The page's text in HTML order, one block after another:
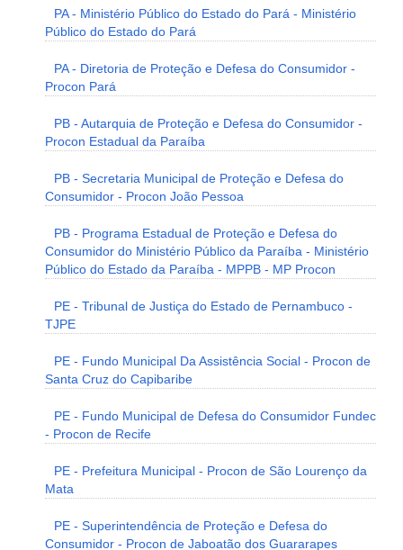
PA - Ministério Público do Estado do Pará - Ministério
Público do Estado do Pará
PA - Diretoria de Proteção e Defesa do Consumidor -
Procon Pará
PB - Autarquia de Proteção e Defesa do Consumidor -
Procon Estadual da Paraíba
PB - Secretaria Municipal de Proteção e Defesa do
Consumidor - Procon João Pessoa
PB - Programa Estadual de Proteção e Defesa do
Consumidor do Ministério Público da Paraíba - Ministério
Público do Estado da Paraíba - MPPB - MP Procon
PE - Tribunal de Justiça do Estado de Pernambuco -
TJPE
PE - Fundo Municipal Da Assistência Social - Procon de
Santa Cruz do Capibaribe
PE - Fundo Municipal de Defesa do Consumidor Fundec
- Procon de Recife
PE - Prefeitura Municipal - Procon de São Lourenço da
Mata
PE - Superintendência de Proteção e Defesa do
Consumidor - Procon de Jaboatão dos Guararapes